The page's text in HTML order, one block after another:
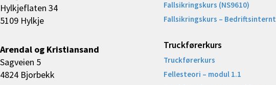
Hylkjeflaten 34
5109 Hylkje
Arendal og Kristiansand
Sagveien 5
4824 Bjorbekk
Fallsikringskurs (NS9610)
Fallsikringskurs – Bedriftsinternt
Truckførerkurs
Truckførerkurs
Fellesteori – modul 1.1